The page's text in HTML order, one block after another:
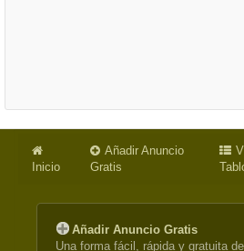
Inicio
Añadir Anuncio
Gratis
Añadir Anuncio Gratis
Una forma fácil, rápida y gratuita